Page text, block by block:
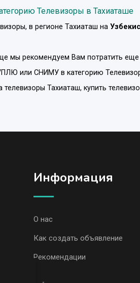
Телевизоры в Тахиаташе
, в регионе Тахиаташ на
мы рекомендуем Вам потратить
или СНИМУв категорию
Тахиаташ, купить
Информация
О нас
Как создать объявление
Рекомендации